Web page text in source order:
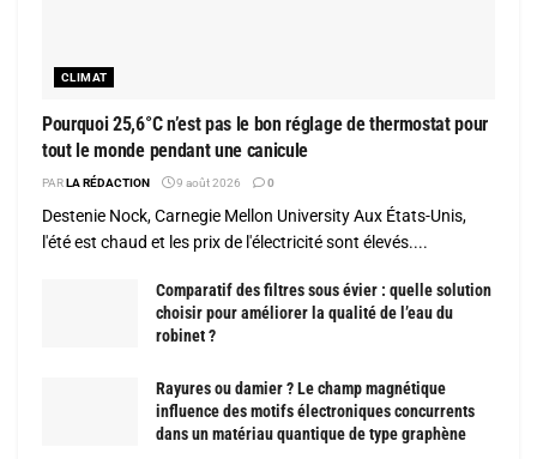
CLIMAT
Pourquoi 25,6°C n’est pas le bon réglage de thermostat pour
tout le monde pendant une canicule
PARLA RÉDACTION 9 août 2026 0
Destenie Nock, Carnegie Mellon University Aux États-Unis,
l'été est chaud et les prix de l'électricité sont élevés....
Comparatif des filtres sous évier : quelle solution
choisir pour améliorer la qualité de l’eau du
robinet ?
Rayures ou damier ? Le champ magnétique
influence des motifs électroniques concurrents
dans un matériau quantique de type graphène